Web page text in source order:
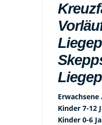
Erwachsene
Kinder 7-12
Kinder 0-6